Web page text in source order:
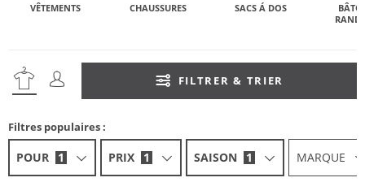
VÊTEMENTS CHAUSSURES SACS Á DOS
FILTRER & TRIER
Filtres populaires :
POUR 1 PRIX 1 SAISON 1 MARQUE